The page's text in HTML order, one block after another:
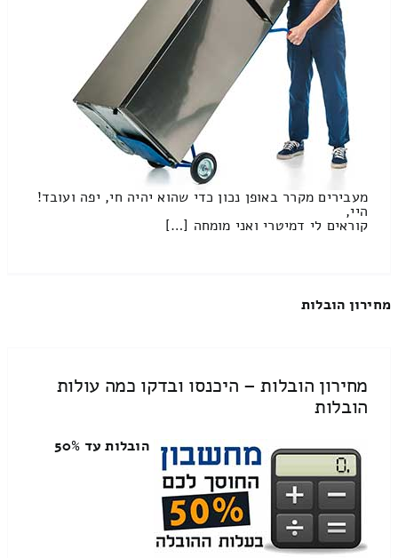
מעבירים מקרר באופן נכון כדי שהוא יהיה חי, יפה ועובד!
היי,
קוראים לי דמיטרי ואני מומחה […]
מחירון הובלות
מחירון הובלות – היכנסו ובדקו כמה עולות
הובלות
הובלות עד 50%